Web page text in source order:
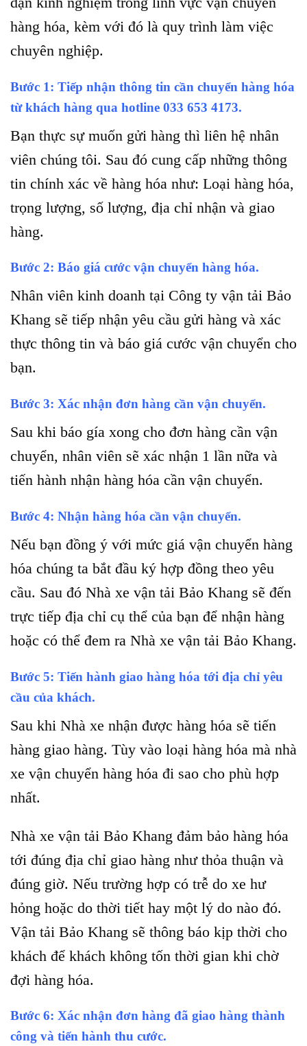
hàng hóa, kèm với đó là quy trình làm việc
chuyên nghiệp.
Bước 1: Tiếp nhận thông tin cần chuyển hàng hóa
từ khách hàng qua hotline 033 653 4173.
Bạn thực sự muốn gửi hàng thì liên hệ nhân
viên chúng tôi. Sau đó cung cấp những thông
tin chính xác về hàng hóa như: Loại hàng hóa,
trọng lượng, số lượng, địa chỉ nhận và giao
hàng.
Bước 2: Báo giá cước vận chuyển hàng hóa.
Nhân viên kinh doanh tại Công ty vận tải Bảo
Khang sẽ tiếp nhận yêu cầu gửi hàng và xác
thực thông tin và báo giá cước vận chuyển cho
bạn.
Bước 3: Xác nhận đơn hàng cần vận chuyển.
Sau khi báo gía xong cho đơn hàng cần vận
chuyển, nhân viên sẽ xác nhận 1 lần nữa và
tiến hành nhận hàng hóa cần vận chuyển.
Bước 4: Nhận hàng hóa cần vận chuyển.
Nếu bạn đồng ý với mức giá vận chuyển hàng
hóa chúng ta bắt đầu ký hợp đồng theo yêu
cầu. Sau đó Nhà xe vận tải Bảo Khang sẽ đến
trực tiếp địa chỉ cụ thể của bạn để nhận hàng
hoặc có thể đem ra Nhà xe vận tải Bảo Khang.
Bước 5: Tiến hành giao hàng hóa tới địa chỉ yêu
cầu của khách.
Sau khi Nhà xe nhận được hàng hóa sẽ tiến
hàng giao hàng. Tùy vào loại hàng hóa mà nhà
xe vận chuyển hàng hóa đi sao cho phù hợp
nhất.
Nhà xe vận tải Bảo Khang đảm bảo hàng hóa
tới đúng địa chỉ giao hàng như thỏa thuận và
đúng giờ. Nếu trường hợp có trễ do xe hư
hỏng hoặc do thời tiết hay một lý do nào đó.
Vận tải Bảo Khang sẽ thông báo kịp thời cho
khách để khách không tốn thời gian khi chờ
đợi hàng hóa.
Bước 6: Xác nhận đơn hàng đã giao hàng thành
công và tiến hành thu cước.